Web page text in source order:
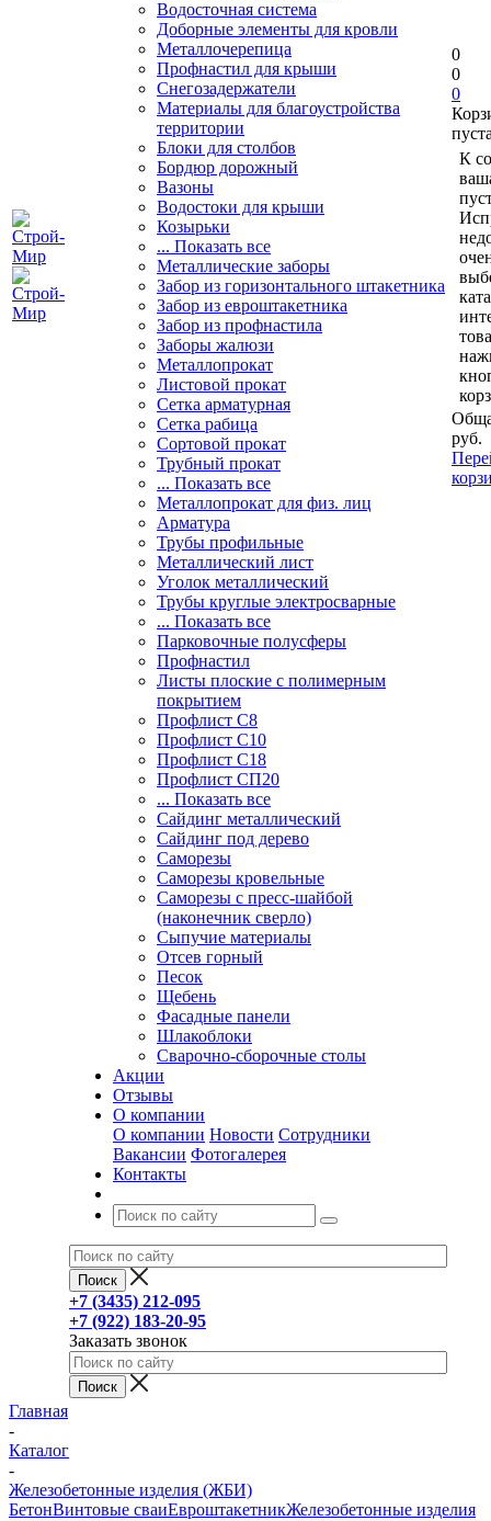
Водосточная система
Доборные элементы для кровли
Металлочерепица
Профнастил для крыши
Снегозадержатели
Материалы для благоустройства
территории
Блоки для столбов
Бордюр дорожный
Вазоны
Водостоки для крыши
Козырьки
... Показать все
Металлические заборы
Забор из горизонтального штакетника
Забор из евроштакетника
Забор из профнастила
Заборы жалюзи
Металлопрокат
Листовой прокат
Сетка арматурная
Сетка рабица
Сортовой прокат
Трубный прокат
... Показать все
Металлопрокат для физ. лиц
Арматура
Трубы профильные
Металлический лист
Уголок металлический
Трубы круглые электросварные
... Показать все
Парковочные полусферы
Профнастил
Листы плоские с полимерным
покрытием
Профлист С8
Профлист С10
Профлист С18
Профлист СП20
... Показать все
Сайдинг металлический
Cайдинг под дерево
Саморезы
Саморезы кровельные
Саморезы с пресс-шайбой
(наконечник сверло)
Сыпучие материалы
Отсев горный
Песок
Щебень
Фасадные панели
Шлакоблоки
Сварочно-сборочные столы
Акции
Отзывы
О компании
О компании Новости Сотрудники
Вакансии Фотогалерея
Контакты
+7 (3435) 212-095
+7 (922) 183-20-95
Заказать звонок
0
0
0
К
руб.
Главная
-
Каталог
-
Железобетонные изделия (ЖБИ)
БетонВинтовые сваиЕвроштакетникЖелезобетонные изделия